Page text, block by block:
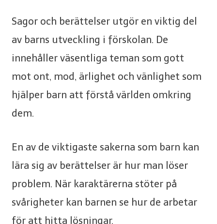
Sagor och berättelser utgör en viktig del
av barns utveckling i förskolan. De
innehåller väsentliga teman som gott
mot ont, mod, ärlighet och vänlighet som
hjälper barn att förstå världen omkring
dem.
En av de viktigaste sakerna som barn kan
lära sig av berättelser är hur man löser
problem. När karaktärerna stöter på
svårigheter kan barnen se hur de arbetar
för att hitta lösningar.